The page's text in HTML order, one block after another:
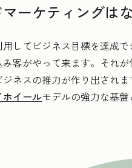
ーケティングは
してビジネス目標を達成
客がやって来ます。それ
ネスの推力が作り出され
ホイールモデルの強力な基盤